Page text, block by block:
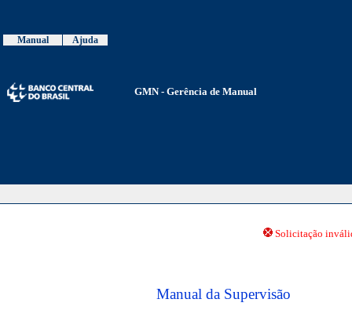
GMN - Gerência de Manual
Manual Ajuda
Solicitação
Manual da Supervisão